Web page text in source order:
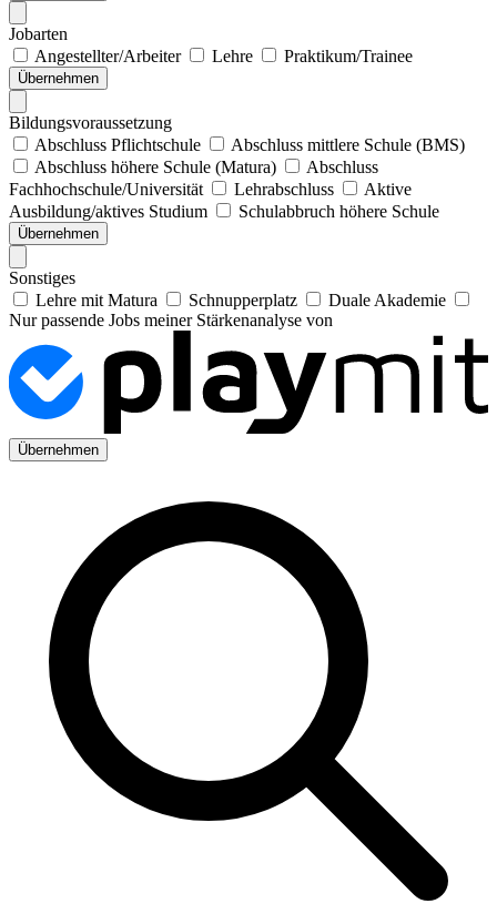
Jobarten
Angestellter/Arbeiter
Lehre Praktikum/Trainee
Übernehmen
Bildungsvoraussetzung
Abschluss Pflichtschule
Abschluss mittlere Schule (BMS)
Abschluss höhere Schule (Matura)
Abschluss
Fachhochschule/Universität
Lehrabschluss
Aktive
Ausbildung/aktives Studium
Schulabbruch höhere Schule
Übernehmen
Sonstiges
Lehre mit Matura
Schnupperplatz
Duale Akademie
Nur passende Jobs meiner Stärkenanalyse von
Übernehmen